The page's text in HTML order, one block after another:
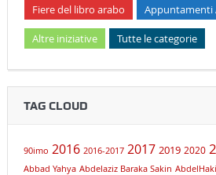
Fiere del libro arabo
Appuntamenti
Altre iniziative Tutte le categorie
TAG CLOUD
90imo 2016 2016-2017 2017 2019 2020
Abbad Yahya Abdelaziz Baraka Sakin